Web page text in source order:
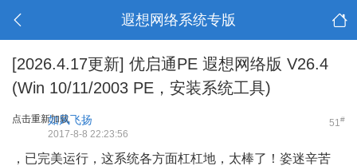
遐想网络系统专版
[2026.4.17更新] 优启通PE 遐想网络版 V26.4
(Win 10/11/2003 PE，安装系统工具)
点击重新加载 51#
如风飞扬
2017-8-8 22:23:56
，已完美运行，这系统各方面杠杠地，太棒了！姿迷辛苦